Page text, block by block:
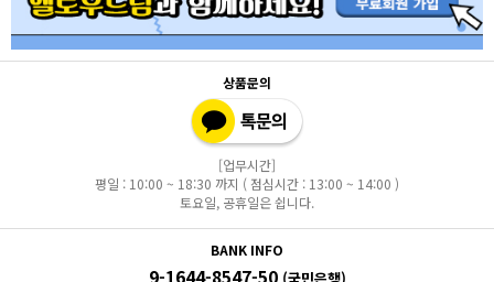
상품문의
[업무시간]
평일 : 10:00 ~ 18:30 까지 ( 점심시간 : 13:00 ~ 14:00 )
토요일, 공휴일은 쉽니다.
BANK INFO
9-1644-8547-50